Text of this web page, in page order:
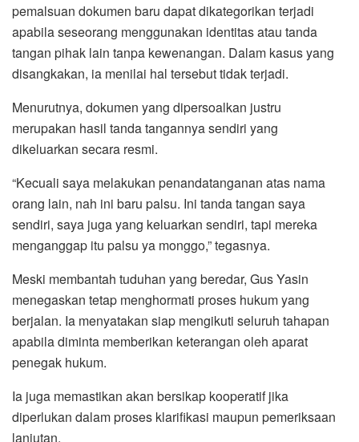
pemalsuan dokumen baru dapat dikategorikan terjadi
apabila seseorang menggunakan identitas atau tanda
tangan pihak lain tanpa kewenangan. Dalam kasus yang
disangkakan, ia menilai hal tersebut tidak terjadi.
Menurutnya, dokumen yang dipersoalkan justru
merupakan hasil tanda tangannya sendiri yang
dikeluarkan secara resmi.
“Kecuali saya melakukan penandatanganan atas nama
orang lain, nah ini baru palsu. Ini tanda tangan saya
sendiri, saya juga yang keluarkan sendiri, tapi mereka
menganggap itu palsu ya monggo,” tegasnya.
Meski membantah tuduhan yang beredar, Gus Yasin
menegaskan tetap menghormati proses hukum yang
berjalan. Ia menyatakan siap mengikuti seluruh tahapan
apabila diminta memberikan keterangan oleh aparat
penegak hukum.
Ia juga memastikan akan bersikap kooperatif jika
diperlukan dalam proses klarifikasi maupun pemeriksaan
lanjutan.